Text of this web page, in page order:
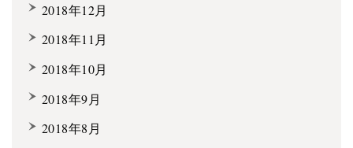
2018年12月
2018年11月
2018年10月
2018年9月
2018年8月